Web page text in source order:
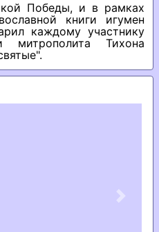
Победы, и в рамках
книги игумен
каждому участнику
митрополита Тихона
Next